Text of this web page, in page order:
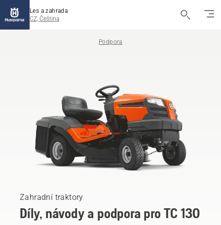
Les a zahrada
CZ, Čeština
Podpora
Zahradní traktory
Díly, návody a podpora pro TC 130